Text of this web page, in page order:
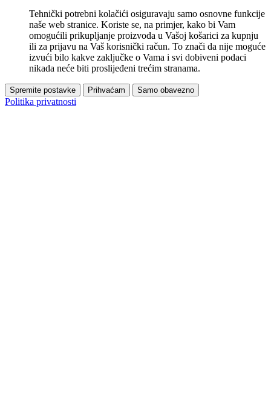
Tehnički potrebni kolačići osiguravaju samo osnovne funkcije
naše web stranice. Koriste se, na primjer, kako bi Vam
omogućili prikupljanje proizvoda u Vašoj košarici za kupnju
ili za prijavu na Vaš korisnički račun. To znači da nije moguće
izvući bilo kakve zaključke o Vama i svi dobiveni podaci
nikada neće biti proslijeđeni trećim stranama.
Spremite postavke Prihvaćam Samo obavezno
Politika privatnosti